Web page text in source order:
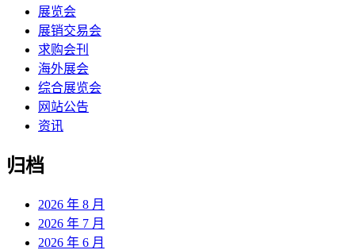
展览会
展销交易会
求购会刊
海外展会
综合展览会
网站公告
资讯
归档
2026 年 8 月
2026 年 7 月
2026 年 6 月